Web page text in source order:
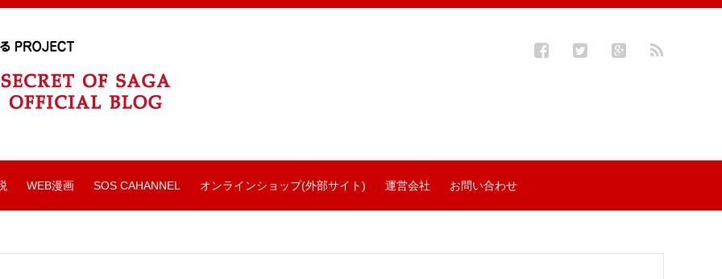
WEB漫画 SOS CAHANNEL オンラインショップ(外部サイト) 運営会社 お問い合わせ